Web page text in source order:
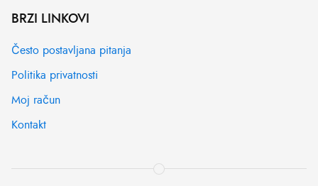
BRZI LINKOVI
Često postavljana pitanja
Politika privatnosti
Moj račun
Kontakt